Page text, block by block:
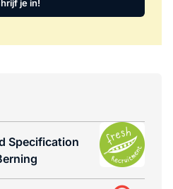
je in!
Specification